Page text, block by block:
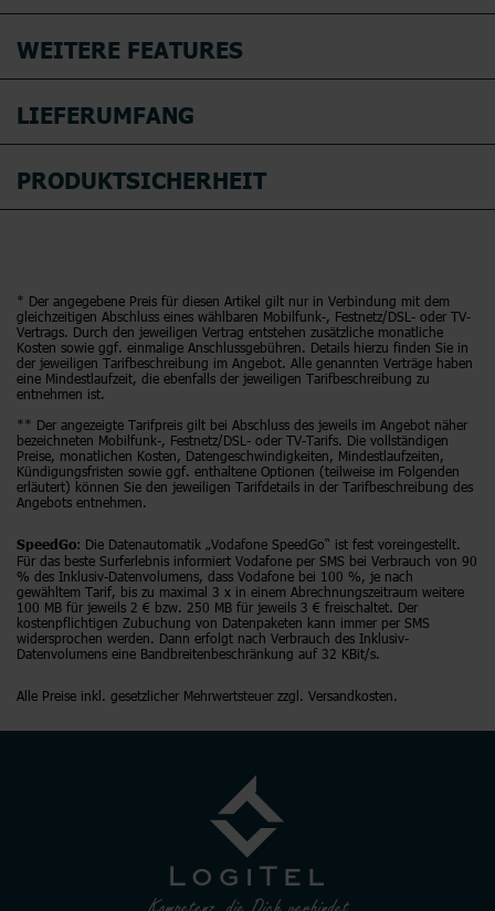
WEITERE FEATURES
LIEFERUMFANG
PRODUKTSICHERHEIT
* Der angegebene Preis für diesen Artikel gilt nur in Verbindung mit dem
gleichzeitigen Abschluss eines wählbaren Mobilfunk-, Festnetz/DSL- oder TV-
Vertrags. Durch den jeweiligen Vertrag entstehen zusätzliche monatliche
Kosten sowie ggf. einmalige Anschlussgebühren. Details hierzu finden Sie in
der jeweiligen Tarifbeschreibung im Angebot. Alle genannten Verträge haben
eine Mindestlaufzeit, die ebenfalls der jeweiligen Tarifbeschreibung zu
entnehmen ist.
** Der angezeigte Tarifpreis gilt bei Abschluss des jeweils im Angebot näher
bezeichneten Mobilfunk-, Festnetz/DSL- oder TV-Tarifs. Die vollständigen
Preise, monatlichen Kosten, Datengeschwindigkeiten, Mindestlaufzeiten,
Kündigungsfristen sowie ggf. enthaltene Optionen (teilweise im Folgenden
erläutert) können Sie den jeweiligen Tarifdetails in der Tarifbeschreibung des
Angebots entnehmen.
SpeedGo: Die Datenautomatik „Vodafone SpeedGo“ ist fest voreingestellt.
Für das beste Surferlebnis informiert Vodafone per SMS bei Verbrauch von 90
% des Inklusiv-Datenvolumens, dass Vodafone bei 100 %, je nach
gewähltem Tarif, bis zu maximal 3 x in einem Abrechnungszeitraum weitere
100 MB für jeweils 2 € bzw. 250 MB für jeweils 3 € freischaltet. Der
kostenpflichtigen Zubuchung von Datenpaketen kann immer per SMS
widersprochen werden. Dann erfolgt nach Verbrauch des Inklusiv-
Datenvolumens eine Bandbreitenbeschränkung auf 32 KBit/s.
Alle Preise inkl. gesetzlicher Mehrwertsteuer zzgl. Versandkosten.